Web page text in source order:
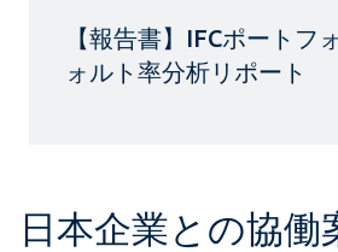
【報告書】IFCポートフ
ォルト率分析リポート
日本企業との協働